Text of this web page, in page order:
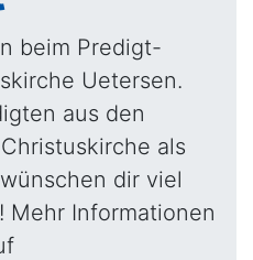
beim Predigt-
Uetersen.
aus den
als
dir viel
Mehr Informationen